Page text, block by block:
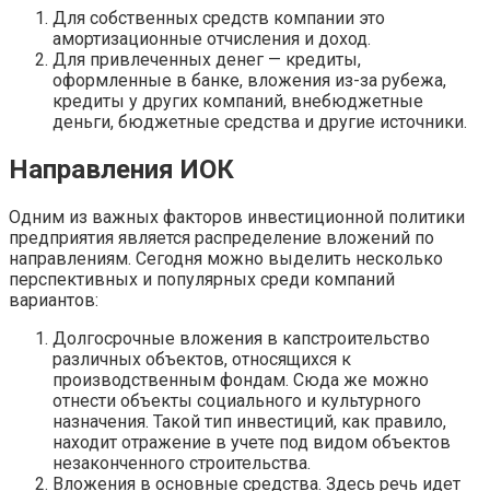
Для собственных средств компании это
амортизационные отчисления и доход.
Для привлеченных денег — кредиты,
оформленные в банке, вложения из-за рубежа,
кредиты у других компаний, внебюджетные
деньги, бюджетные средства и другие источники.
Направления ИОК
Одним из важных факторов инвестиционной политики
предприятия является распределение вложений по
направлениям. Сегодня можно выделить несколько
перспективных и популярных среди компаний
вариантов:
Долгосрочные вложения в капстроительство
различных объектов, относящихся к
производственным фондам. Сюда же можно
отнести объекты социального и культурного
назначения. Такой тип инвестиций, как правило,
находит отражение в учете под видом объектов
незаконченного строительства.
Вложения в основные средства. Здесь речь идет